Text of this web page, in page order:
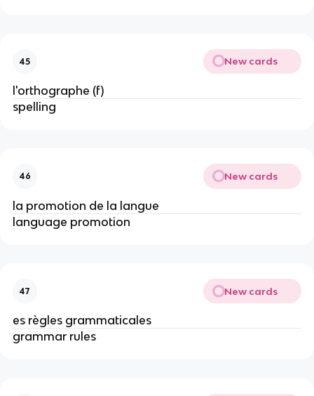
45 New cards
l'orthographe (f)
spelling
46 New cards
la promotion de la langue
language promotion
47 New cards
es règles grammaticales
grammar rules